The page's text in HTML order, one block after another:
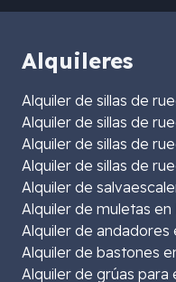
Alquileres
Alquiler de sillas de
Alquiler de sillas de
Alquiler de sillas de
Alquiler de sillas de
Alquiler de
Alquiler de muletas en
Alquiler de andadores
Alquiler de bastones
Alquiler de grúas